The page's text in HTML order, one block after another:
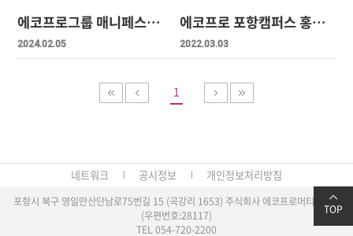
에코프로그룹 매니페스토 영상
2024.02.05
에코프로 포항캠퍼스 홍보동영상
2022.03.03
1
TOP
네트워크 공시정보 개인정보처리방침
포항시 북구 영일만산단남로75번길 15 (곡강리 1653) 주식회사 에코프로머티리얼즈
(우편번호:28117)
TEL 054-720-2200